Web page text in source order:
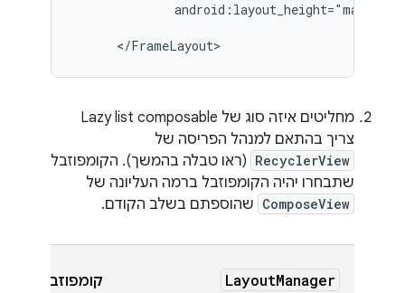
מחליטים איזה סוג של Lazy list composable
צריך בהתאם למנהל הפריסה של
RecyclerView (ראו טבלה בהמשך). הקומפוזבל
שתבחרו יהיה הקומפוזבל ברמה העליונה של
ComposeView שהוספתם בשלב הקודם.
LayoutManager קומפוזבילי